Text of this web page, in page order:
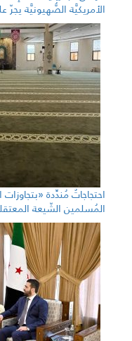
الأمريكيَّة الصُّهيونيَّة يجرّ على
احتجاجاتٌ مُندِّدة «بتجاوزات
المُسلمين الشّيعة